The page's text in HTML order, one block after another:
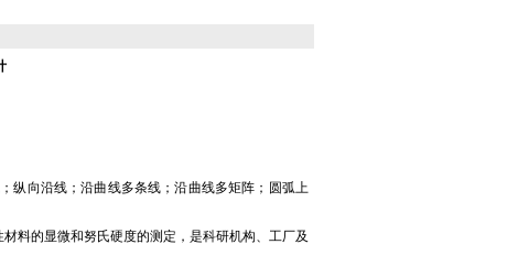
纵向沿线；沿曲线多条线；沿曲线多矩阵；圆弧上
料的显微和努氏硬度的测定，是科研机构、工厂及